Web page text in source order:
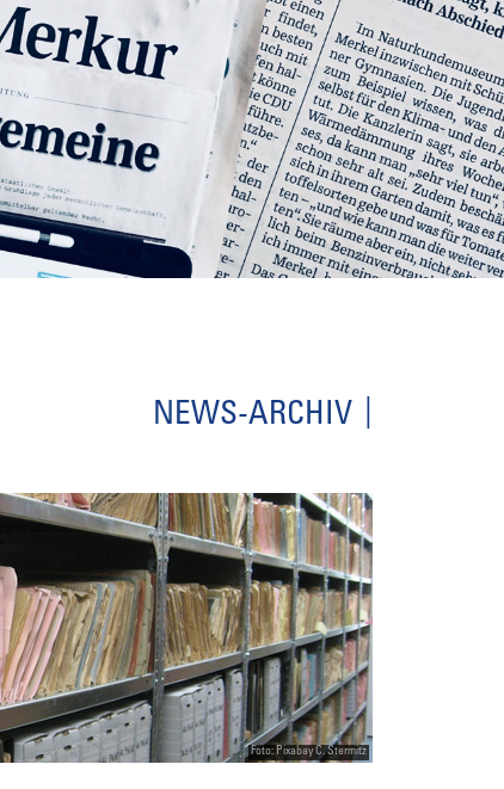
NEWS-ARCHIV
Foto: Pixabay C. Stermitz